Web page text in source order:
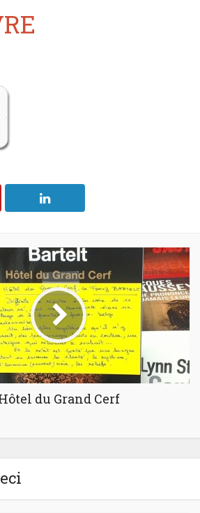
du Grand Cerf